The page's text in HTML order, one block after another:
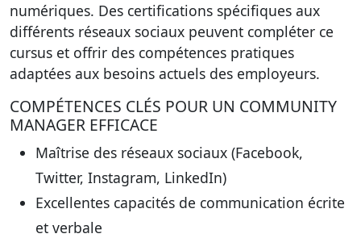
numériques. Des certifications spécifiques aux
différents réseaux sociaux peuvent compléter ce
cursus et offrir des compétences pratiques
adaptées aux besoins actuels des employeurs.
COMPÉTENCES CLÉS POUR UN COMMUNITY
MANAGER EFFICACE
Maîtrise des réseaux sociaux (Facebook,
Twitter, Instagram, LinkedIn)
Excellentes capacités de communication écrite
et verbale